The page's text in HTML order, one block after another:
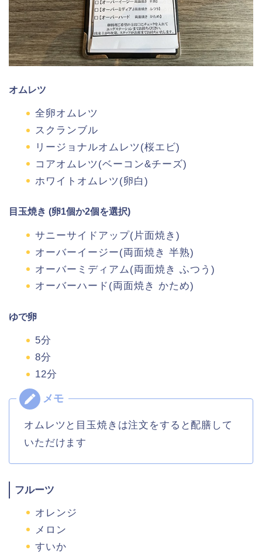
オムレツ
全卵オムレツ
スクランブル
リージョナルオムレツ(桜エビ)
コアオムレツ(ベーコン&チーズ)
ホワイトオムレツ(卵白)
目玉焼き (卵1個か2個を選択)
サニーサイドアップ(片面焼き)
オーバーイージー(両面焼き 半熟)
オーバーミディアム(両面焼き ふつう)
オーバーハード(両面焼き かため)
ゆで卵
5分
8分
12分
オムレツと目玉焼きは注文をすると配膳して
いただけます
フルーツ
オレンジ
メロン
すいか